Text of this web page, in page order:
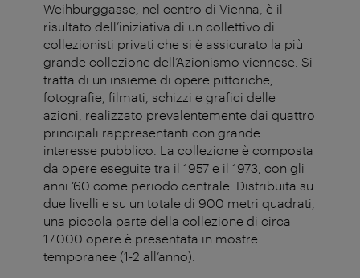
Weihburggasse, nel centro di Vienna, è il
risultato dell’iniziativa di un collettivo di
collezionisti privati che si è assicurato la più
grande collezione dell’Azionismo viennese. Si
tratta di un insieme di opere pittoriche,
fotografie, filmati, schizzi e grafici delle
azioni, realizzato prevalentemente dai quattro
principali rappresentanti con grande
interesse pubblico. La collezione è composta
da opere eseguite tra il 1957 e il 1973, con gli
anni ‘60 come periodo centrale. Distribuita su
due livelli e su un totale di 900 metri quadrati,
una piccola parte della collezione di circa
17.000 opere è presentata in mostre
temporanee (1-2 all’anno).